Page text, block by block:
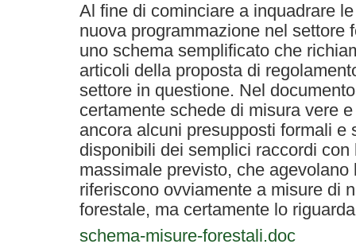
Al fine di cominciare a inquadrare
nuova programmazione nel settore
uno schema semplificato che
articoli della proposta di
settore in questione. Nel
certamente schede di misura vere
ancora alcuni presupposti formali e
disponibili dei semplici raccordi
massimale previsto, che
riferiscono ovviamente a misure di
forestale, ma certamente lo
schema-misure-forestali.doc